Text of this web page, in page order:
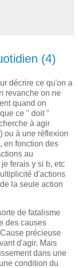
(4)
décrire ce qu'on a
revanche on ne
quand on
ce " doit "
à agir
ou à une réflexion
en fonction des
au
ferais y si b, etc
d'actions
la seule action
de fatalisme
des causes
précieuse
d'agir. Mais
dans une
condition du